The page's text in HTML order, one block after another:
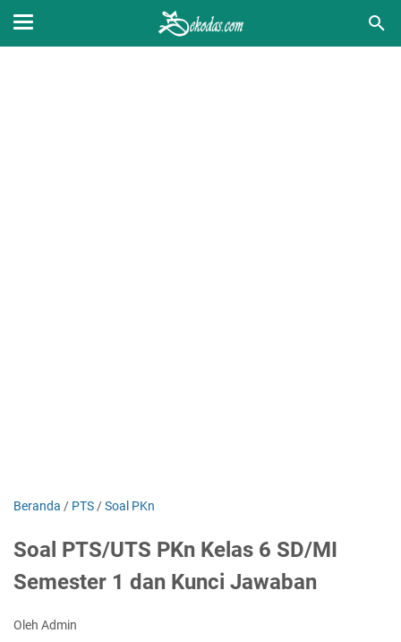
Beranda / PTS /Soal PKn
Soal PTS/UTS PKn Kelas 6 SD/MI
Semester 1 dan Kunci Jawaban
Oleh Admin